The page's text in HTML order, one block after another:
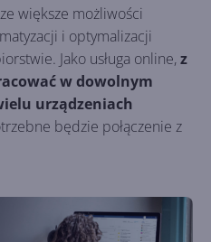
większe możliwości
i optymalizacji
Jako usługa online,z
w dowolnym
urządzeniach
będzie połączenie z